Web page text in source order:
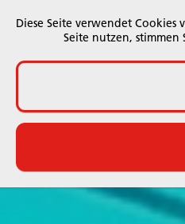
Diese Seite verwendet
Seite nutzen, stimmen